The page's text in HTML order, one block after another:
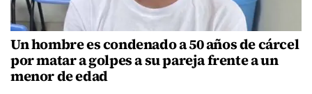
Un hombre es condenado a 50 años de cárcel
por matar a golpes a su pareja frente a un
menor de edad